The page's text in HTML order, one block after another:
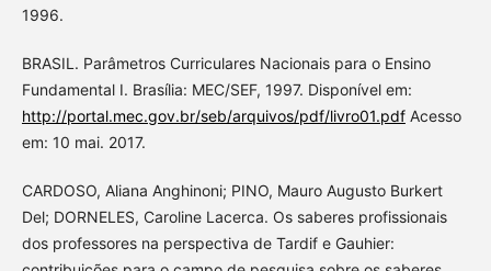
1996.
BRASIL. Parâmetros Curriculares Nacionais para o Ensino
Fundamental I. Brasília: MEC/SEF, 1997. Disponível em:
http://portal.mec.gov.br/seb/arquivos/pdf/livro01.pdfAcesso
em: 10 mai. 2017.
CARDOSO, Aliana Anghinoni; PINO, Mauro Augusto Burkert
Del; DORNELES, Caroline Lacerca. Os saberes profissionais
dos professores na perspectiva de Tardif e Gauhier: